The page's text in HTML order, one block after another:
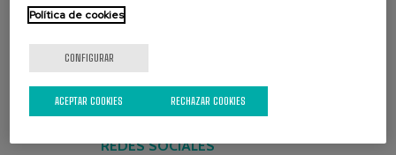
REDES SOCIALES
Política de cookies
CONFIGURAR
RECHAZAR COOKIES
ACEPTAR COOKIES